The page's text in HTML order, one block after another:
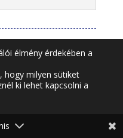
élmény érdekében a
hogy milyen sütiket
ki lehet kapcsolni a